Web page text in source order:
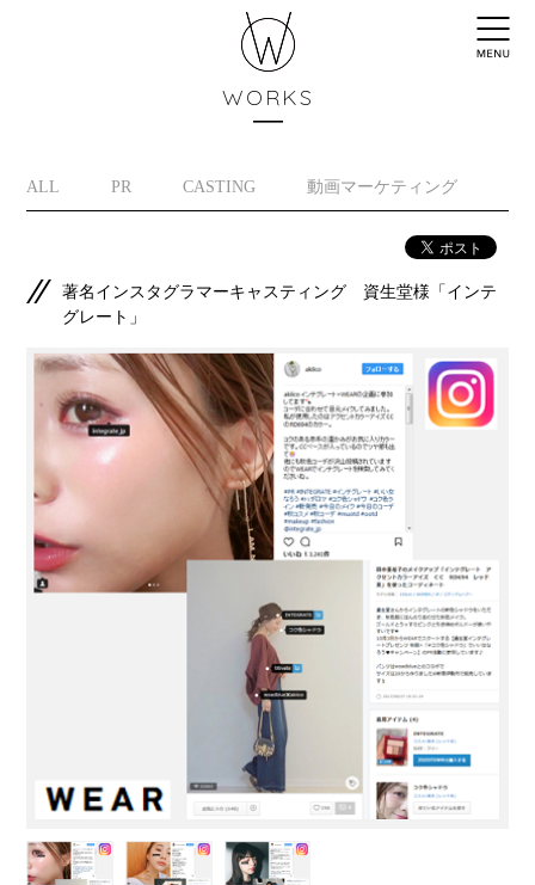
WORKS
ALL PR CASTING 動画マーケティング
著名インスタグラマーキャスティング 資生堂様「インテ
グレート」